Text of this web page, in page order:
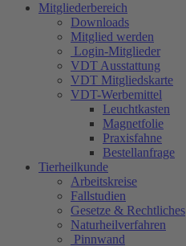
Mitgliederbereich
Downloads
Mitglied werden
Login-Mitglieder
VDT Ausstattung
VDT Mitgliedskarte
VDT-Werbemittel
Leuchtkasten
Magnetfolie
Praxisfahne
Bestellanfrage
Tierheilkunde
Arbeitskreise
Fallstudien
Gesetze & Rechtliches
Naturheilverfahren
Pinnwand